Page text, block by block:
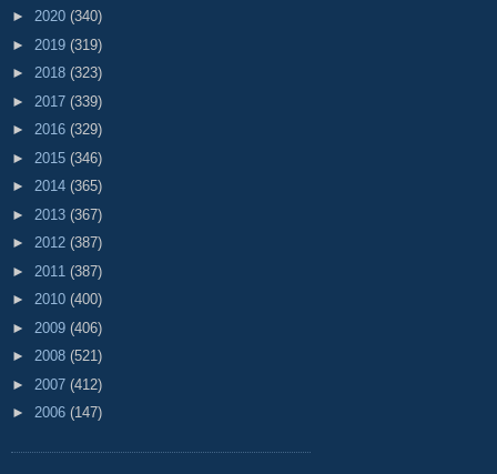
► 2020 (340)
► 2019 (319)
► 2018 (323)
► 2017 (339)
► 2016 (329)
► 2015 (346)
► 2014 (365)
► 2013 (367)
► 2012 (387)
► 2011 (387)
► 2010 (400)
► 2009 (406)
► 2008 (521)
► 2007 (412)
► 2006 (147)